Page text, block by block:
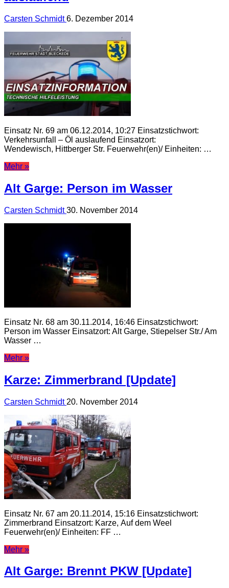
Carsten Schmidt6. Dezember 2014
Einsatz Nr. 69 am 06.12.2014, 10:27 Einsatzstichwort:
Verkehrsunfall – Öl auslaufend Einsatzort:
Wendewisch, Hittberger Str. Feuerwehr(en)/ Einheiten: …
Mehr »
Alt Garge: Person im Wasser
Carsten Schmidt30. November 2014
Einsatz Nr. 68 am 30.11.2014, 16:46 Einsatzstichwort:
Person im Wasser Einsatzort: Alt Garge, Stiepelser Str./ Am
Wasser …
Mehr »
Karze: Zimmerbrand [Update]
Carsten Schmidt 20. November 2014
Einsatz Nr. 67 am 20.11.2014, 15:16 Einsatzstichwort:
Zimmerbrand Einsatzort: Karze, Auf dem Weel
Feuerwehr(en)/ Einheiten: FF …
Mehr »
Alt Garge: Brennt PKW [Update]